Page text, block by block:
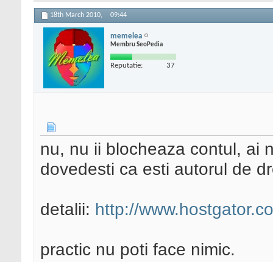
18th March 2010, 09:44
memelea
Membru SeoPedia
Reputatie: 37
nu, nu ii blocheaza contul, ai
dovedesti ca esti autorul de
detalii: http://
practic nu poti face nimic.